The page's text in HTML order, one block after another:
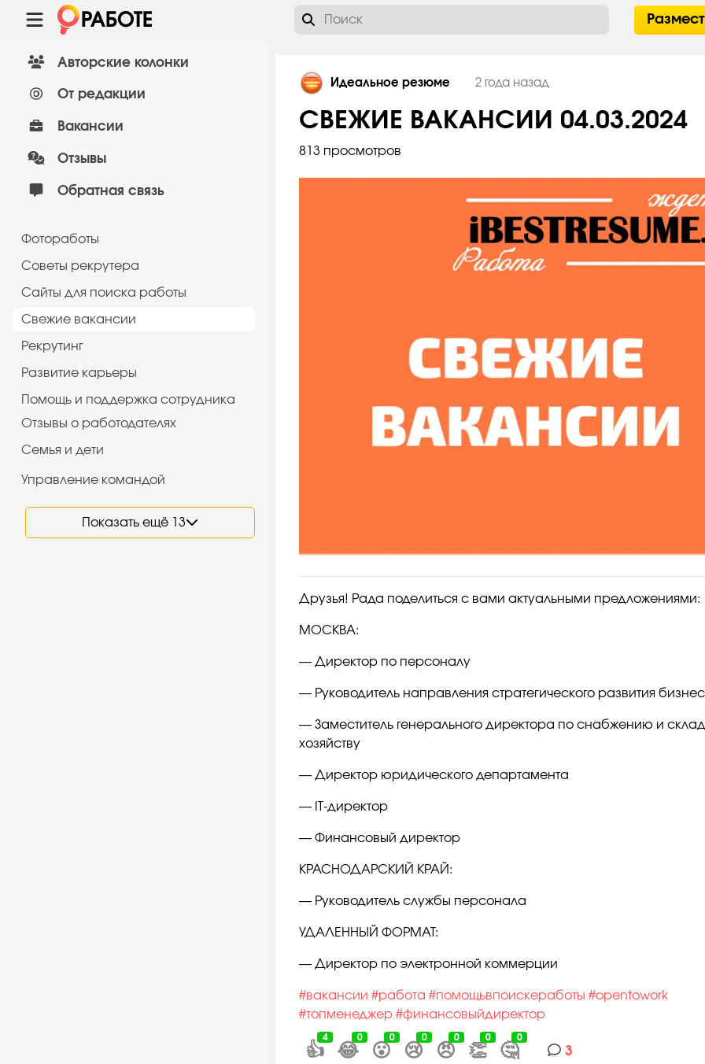
Авторские колонки
От редакции
Вакансии
Отзывы
Обратная связь
Фотоработы
Советы рекрутера
Сайты для поиска работы
Cвежие вакансии
Рекрутинг
Развитие карьеры
Помощь и поддержка сотрудника
Отзывы о работодателях
Семья и дети
Управление командой
Показать ещё 13
Идеальное резюме 2 года назад
СВЕЖИЕ ВАКАНСИИ 04.03.2024
813 просмотров
Друзья! Рада поделиться с вами актуальными предложениями:
МОСКВА:
— Директор по персоналу
— Руководитель направления стратегического развития
— Заместитель генерального директора по снабжению и
хозяйству
— Директор юридического департамента
— IT-директор
— Финансовый директор
КРАСНОДАРСКИЙ КРАЙ:
— Руководитель службы персонала
УДАЛЕННЫЙ ФОРМАТ:
— Директор по электронной коммерции
#вакансии #работа #помощьвпоискеработы #opentowork
#топменеджер #финансовыйдиректор
👍
4
😂
0
😮
0
😢
0
😠
0
👏
0
🤔
0
3